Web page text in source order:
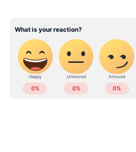
അതേസമയം പോക്സോ
പൊലീസ് അറസ്റ്റ്